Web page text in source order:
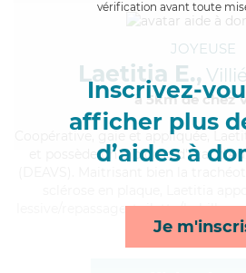
vérification avant toute
Inscrivez-
afficher plus
d’aides à
Je
JOYEUSE
Laetitia E.,
à 5km de chez
, gaie et appliquée,
et possède un diplôme d'État
lessive/repassage, toilette/